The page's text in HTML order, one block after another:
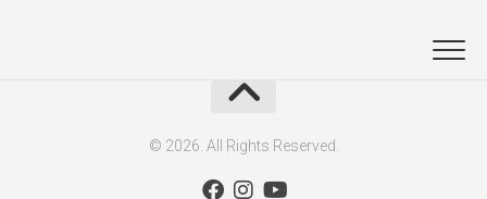
© 2026. All Rights Reserved.